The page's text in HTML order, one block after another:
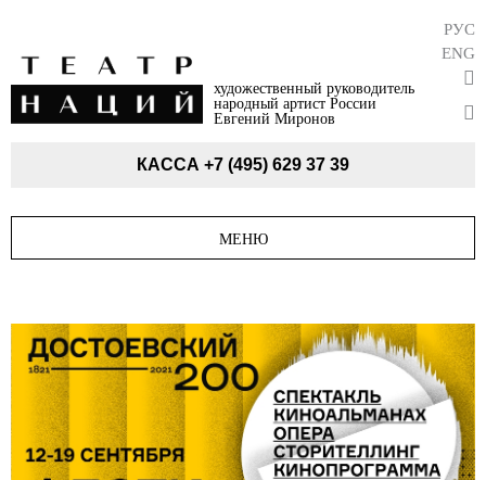
художественный руководитель
народный артист России
Евгений Миронов
РУС
ENG
КАССА +7 (495) 629 37 39
МЕНЮ